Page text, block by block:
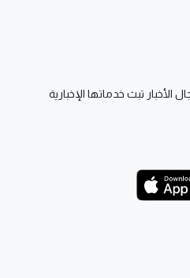
تبث خدماتها الإخبارية